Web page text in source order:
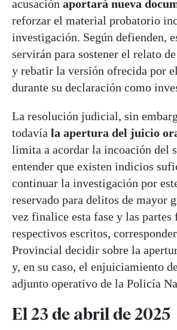
acusación aportará nueva
reforzar el material probatorio
investigación. Según defienden,
servirán para sostener el relato
y rebatir la versión ofrecida por
durante su declaración como
La resolución judicial, sin
todavía la apertura del juicio
limita a acordar la incoación del
entender que existen indicios
continuar la investigación por
reservado para delitos de mayor
vez finalice esta fase y las partes
respectivos escritos,
Provincial decidir sobre la
y, en su caso, el enjuiciamiento
adjunto operativo de la Policía
El 23 de abril de 2025